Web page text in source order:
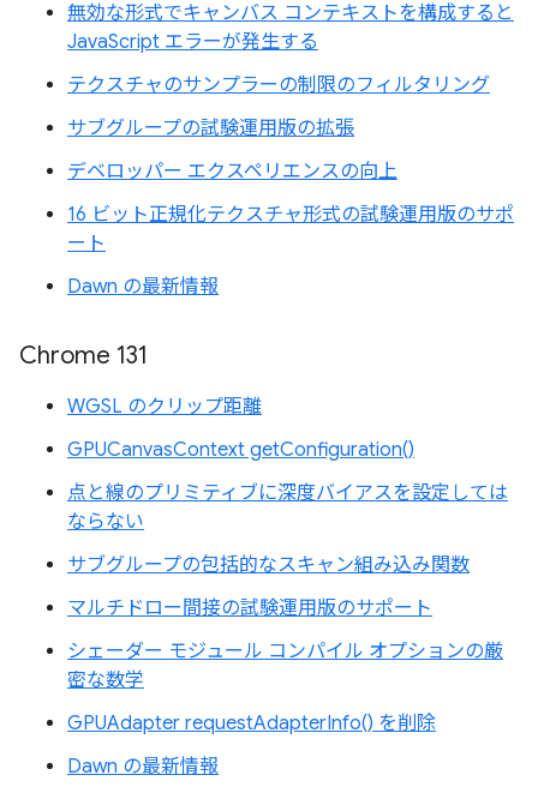
無効な形式でキャンバス コンテキストを構成すると
JavaScript エラーが発生する
テクスチャのサンプラーの制限のフィルタリング
サブグループの試験運用版の拡張
デベロッパー エクスペリエンスの向上
16 ビット正規化テクスチャ形式の試験運用版のサポ
ート
Dawn の最新情報
Chrome 131
WGSL のクリップ距離
GPUCanvasContext getConfiguration()
点と線のプリミティブに深度バイアスを設定しては
ならない
サブグループの包括的なスキャン組み込み関数
マルチドロー間接の試験運用版のサポート
シェーダー モジュール コンパイル オプションの厳
密な数学
GPUAdapter requestAdapterInfo() を削除
Dawn の最新情報